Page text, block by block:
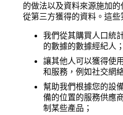
的做法以及資料來源施加
從第三方獲得的資料。這些
我們從其購買人口統
的數據的數據經紀人；
讓其他人可以獲得使
和服務，例如社交網
幫助我們根據您的設
備的位置的服務供應
制某些產品；